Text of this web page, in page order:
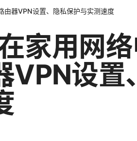
器VPN设置、隐私保护与实测速度
家用网
VPN设置